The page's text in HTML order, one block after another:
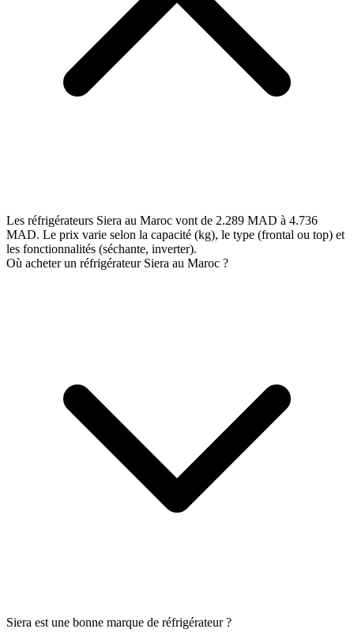
Les réfrigérateurs Siera au Maroc vont de 2.289 MAD à 4.736
MAD. Le prix varie selon la capacité (kg), le type (frontal ou top) et
les fonctionnalités (séchante, inverter).
Où acheter un réfrigérateur Siera au Maroc ?
Siera est une bonne marque de réfrigérateur ?